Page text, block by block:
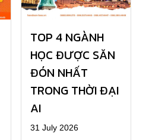
TOP 4 NGÀNH
HỌC ĐƯỢC SĂN
ĐÓN NHẤT
TRONG THỜI ĐẠI
AI
31 July 2026